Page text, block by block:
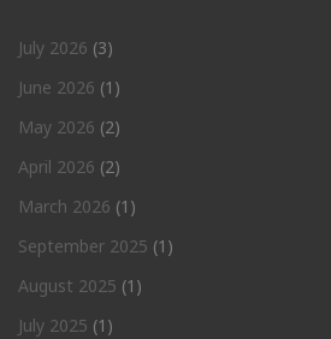
July 2026 (3)
June 2026 (1)
May 2026 (2)
April 2026 (2)
March 2026 (1)
September 2025 (1)
August 2025 (1)
July 2025 (1)